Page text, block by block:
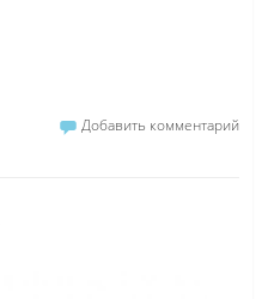
Добавить комментарий